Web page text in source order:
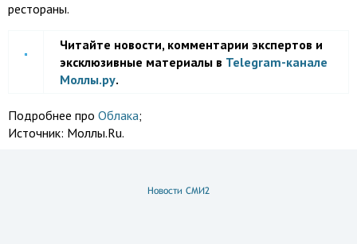
рестораны.
Читайте новости, комментарии экспертов и
эксклюзивные материалы в Telegram-канале
Моллы.ру.
Подробнее про Облака;
Источник: Моллы.Ru.
Новости СМИ2